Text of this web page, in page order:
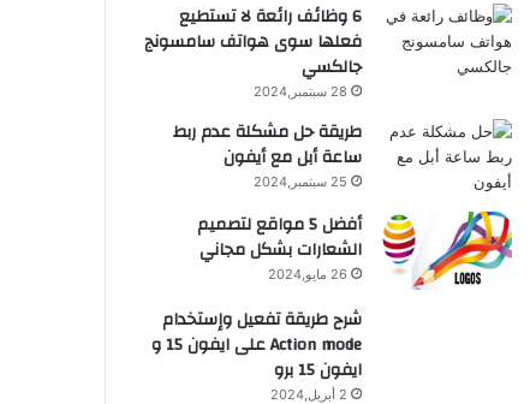
S6 وظائف رائعة لا تستطيع
فعلها سوى هواتف سامسونج
جالكسي
28 سبتمبر,2024
طريقة حل مشكلة عدم ربط
ساعة أبل مع أيفون
25 سبتمبر,2024
أفضل 5 مواقع لتصميم
الشعارات بشكل مجاني
26 مايو,2024
شرح طريقة تفعيل وإستخدام
Action mode على ايفون 15 و
ايفون 15 برو
2 أبريل,2024